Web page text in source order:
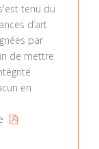
tenu du
d’art
par
de mettre
en
pdf